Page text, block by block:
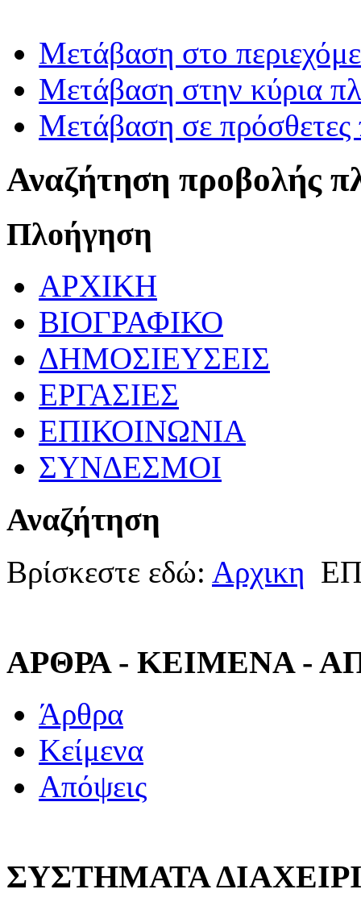
Μετάβαση στο
Μετάβαση στην κύρια
Μετάβαση σε πρόσθετες
Αναζήτηση προβολής
Πλοήγηση
ΑΡΧΙΚΗ
ΒΙΟΓΡΑΦΙΚΟ
ΔΗΜΟΣΙΕΥΣΕΙΣ
ΕΡΓΑΣΙΕΣ
ΕΠΙΚΟΙΝΩΝΙΑ
ΣΥΝΔΕΣΜΟΙ
Αναζήτηση
Βρίσκεστε εδώ: Αρχικη
ΑΡΘΡΑ - ΚΕΙΜΕΝΑ -
Άρθρα
Κείμενα
Απόψεις
ΣΥΣΤΗΜΑΤΑ